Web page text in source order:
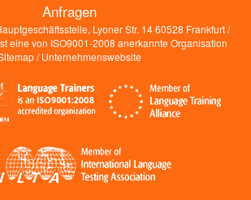
Anfragen
Lyoner Str. 14 60528 Frankfurt /
eine von ISO9001-2008 anerkannte Organisation
/Unternehmenswebsite